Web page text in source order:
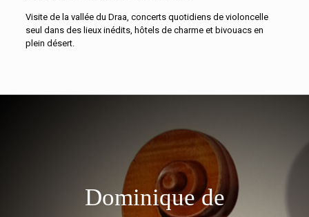
Visite de la vallée du Draa, concerts quotidiens de violoncelle
seul dans des lieux inédits, hôtels de charme et bivouacs en
plein désert.
Dominique de